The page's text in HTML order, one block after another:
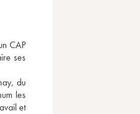
CAP
ses
du
les
et